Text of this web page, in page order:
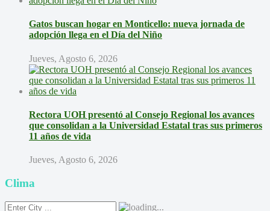
Gatos buscan hogar en Monticello: nueva jornada de
adopción llega en el Día del Niño
Jueves, Agosto 6, 2026
Rectora UOH presentó al Consejo Regional los avances
que consolidan a la Universidad Estatal tras sus primeros
11 años de vida
Jueves, Agosto 6, 2026
Clima